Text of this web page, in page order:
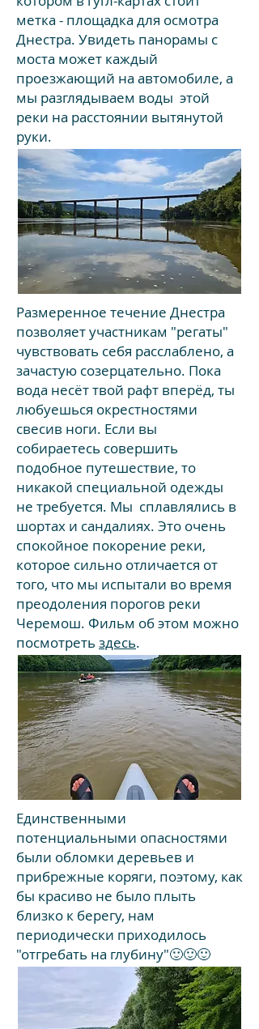
метка - площадка для осмотра
Днестра. Увидеть панорамы с
моста может каждый
проезжающий на автомобиле, а
мы разглядываем воды этой
реки на расстоянии вытянутой
руки.
Размеренное течение Днестра
позволяет участникам "регаты"
чувствовать себя расслаблено, а
зачастую созерцательно. Пока
вода несёт твой рафт вперёд, ты
любуешься окрестностями
свесив ноги. Если вы
собираетесь совершить
подобное путешествие, то
никакой специальной одежды
не требуется. Мы сплавлялись в
шортах и сандалиях. Это очень
спокойное покорение реки,
которое сильно отличается от
того, что мы испытали во время
преодоления порогов реки
Черемош. Фильм об этом можно
посмотреть здесь.
Единственными
потенциальными опасностями
были обломки деревьев и
прибрежные коряги, поэтому, как
бы красиво не было плыть
близко к берегу, нам
периодически приходилось
"отгребать на глубину"🙂🙂🙂